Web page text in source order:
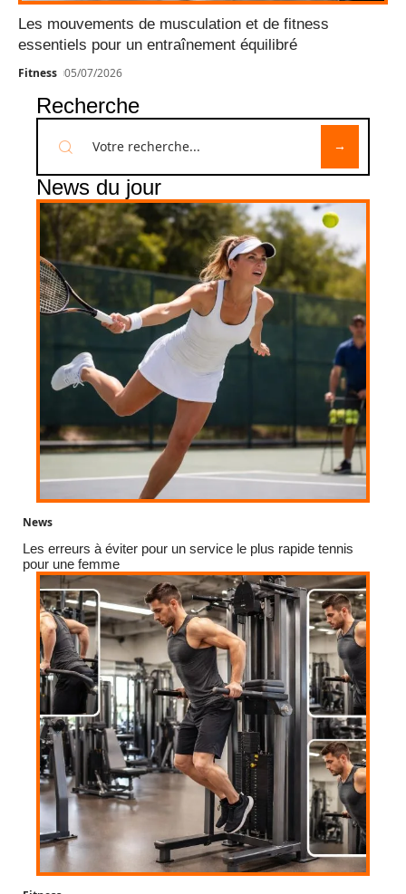
Les mouvements de musculation et de fitness
essentiels pour un entraînement équilibré
Fitness 05/07/2026
Recherche
News du jour
News
Les erreurs à éviter pour un service le plus rapide tennis
pour une femme